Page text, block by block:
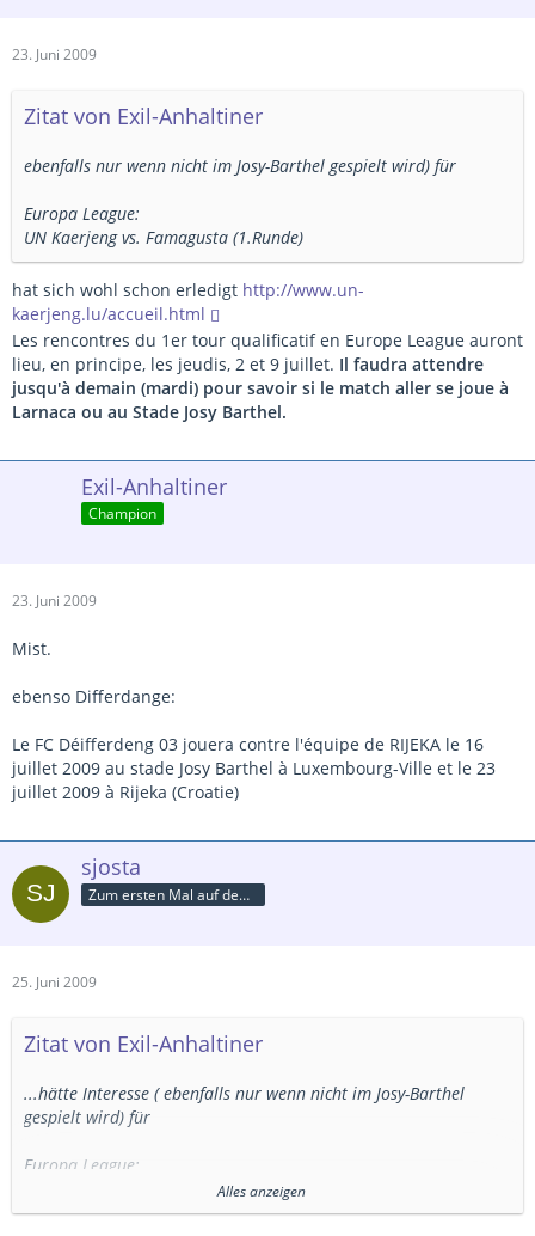
23. Juni 2009
Zitat von Exil-Anhaltiner
ebenfalls nur wenn nicht im Josy-Barthel gespielt wird) für
Europa League:
UN Kaerjeng vs. Famagusta (1.Runde)
hat sich wohl schon erledigt http://www.un-
kaerjeng.lu/accueil.html
Les rencontres du 1er tour qualificatif en Europe League auront
lieu, en principe, les jeudis, 2 et 9 juillet. Il faudra attendre
jusqu'à demain (mardi) pour savoir si le match aller se joue à
Larnaca ou au Stade Josy Barthel.
Exil-Anhaltiner
Champion
23. Juni 2009
Mist.
ebenso Differdange:
Le FC Déifferdeng 03 jouera contre l'équipe de RIJEKA le 16
juillet 2009 au stade Josy Barthel à Luxembourg-Ville et le 23
juillet 2009 à Rijeka (Croatie)
sjosta
Zum ersten Mal auf dem Platz
25. Juni 2009
Zitat von Exil-Anhaltiner
...hätte Interesse ( ebenfalls nur wenn nicht im Josy-Barthel
gespielt wird) für
Europa League:
UN Kaerjeng vs. Famagusta (1.Runde) bei Erreichen der 2. Runde
gehts gegen Petrovac aus MNE
Alles anzeigen